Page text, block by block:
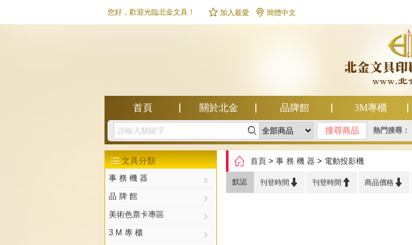
您好，歡迎光臨北金文具！  加入最愛  簡體中文
首頁 關於北金 品牌館 3M專櫃
幫助中心  熱門搜尋：
文具分類
事 務 機 器
品 牌 館
美術色票卡專區
3 M 專 櫃
 首頁 > 事 務 機 器 > 電動投影機
默認 刊登時間  刊登時間  商品價格 